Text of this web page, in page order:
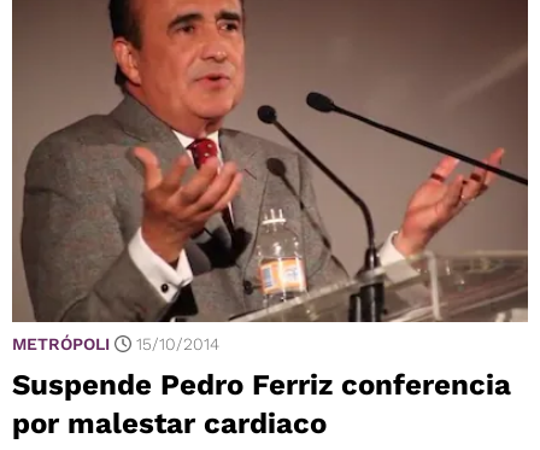
METRÓPOLI 15/10/2014
Suspende Pedro Ferriz conferencia
por malestar cardiaco